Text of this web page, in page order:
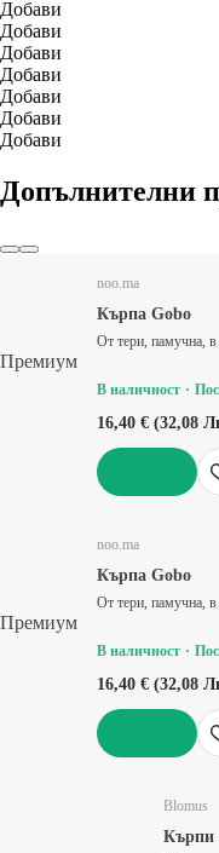
Добави
Добави
Добави
Добави
Добави
Добави
Добави
Допълнителни
Премиум
noo.ma
Кърпа Gobo
От тери, памучна,
В наличност
16,40 € (32,08
Премиум
noo.ma
Кърпа Gobo
От тери, памучна,
В наличност
16,40 € (32,08
Blomus
Кърпи